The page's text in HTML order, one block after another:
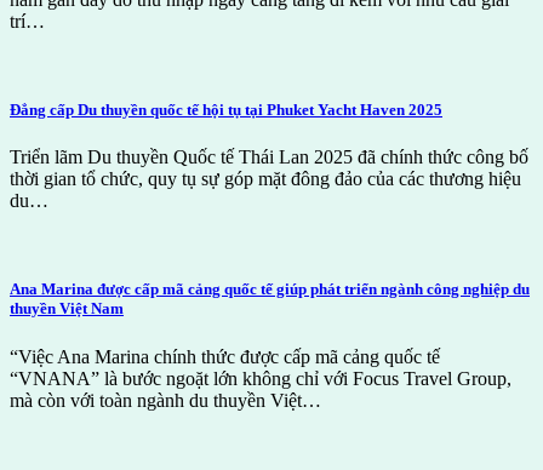
trí…
Đẳng cấp Du thuyền quốc tế hội tụ tại Phuket Yacht Haven 2025
Triển lãm Du thuyền Quốc tế Thái Lan 2025 đã chính thức công bố
thời gian tổ chức, quy tụ sự góp mặt đông đảo của các thương hiệu
du…
Ana Marina được cấp mã cảng quốc tế giúp phát triển ngành công nghiệp du
thuyền Việt Nam
“Việc Ana Marina chính thức được cấp mã cảng quốc tế
“VNANA” là bước ngoặt lớn không chỉ với Focus Travel Group,
mà còn với toàn ngành du thuyền Việt…